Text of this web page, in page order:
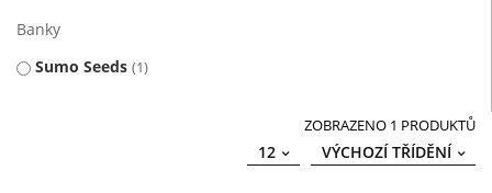
Banky
Sumo Seeds 1
ZOBRAZENO 1 PRODUKTŮ
VÝCHOZÍ TŘÍDĚNÍ
12